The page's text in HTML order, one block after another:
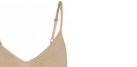
Items